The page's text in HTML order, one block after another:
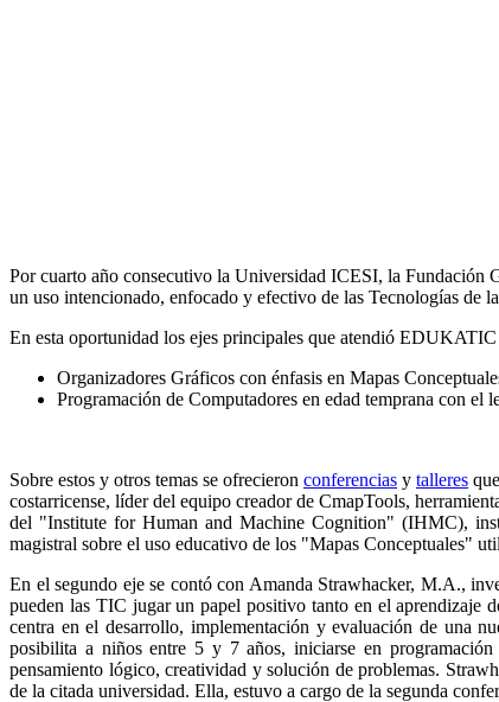
Por cuarto año consecutivo la Universidad ICESI, la Fundación
un uso intencionado, enfocado y efectivo de las Tecnologías de
En esta oportunidad los ejes principales que atendió
Organizadores Gráficos con énfasis en Mapas
Programación de Computadores en edad temprana con
Sobre estos y otros temas se ofrecieron conferencias y talleres
costarricense, líder del equipo creador de CmapTools,
del "Institute for Human and Machine Cognition" (IHMC),
magistral sobre el uso educativo de los "Mapas Conceptuales"
En el segundo eje se contó con Amanda Strawhacker, M.A.,
pueden las TIC jugar un papel positivo tanto en el aprendizaje
centra en el desarrollo, implementación y evaluación de una
posibilita a niños entre 5 y 7 años, iniciarse en programación
pensamiento lógico, creatividad y solución de problemas.
de la citada universidad. Ella, estuvo a cargo de la segunda